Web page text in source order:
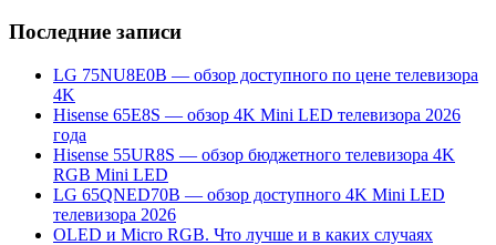
Последние записи
LG 75NU8E0B — обзор доступного по цене телевизора
4K
Hisense 65E8S — обзор 4K Mini LED телевизора 2026
года
Hisense 55UR8S — обзор бюджетного телевизора 4K
RGB Mini LED
LG 65QNED70B — обзор доступного 4K Mini LED
телевизора 2026
OLED и Micro RGB. Что лучше и в каких случаях